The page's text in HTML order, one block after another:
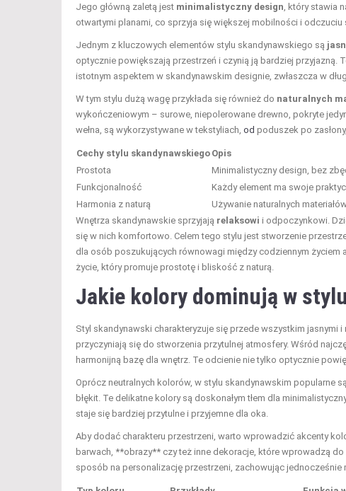
Jego główną zaletą jest minimalistyczny design , który stawia
otwartymi planami, co sprzyja się większej mobilności i odczuciu
Jednym z kluczowych elementów stylu skandynawskiego są
optycznie powiększają przestrzeń i czynią ją bardziej przyjazną.
istotnym aspektem w skandynawskim designie, zwłaszcza w
W tym stylu dużą wagę przykłada się również do naturalnych
wykończeniowym – surowe, niepolerowane drewno, pokryte
wełna, są wykorzystywane w tekstyliach, od poduszek po
Cechy stylu skandynawskiego Opis
Prostota
Minimalistyczny design, bez
Funkcjonalność
Każdy element ma swoje
Harmonia z naturą
Używanie naturalnych
Wnętrza skandynawskie sprzyjają relaksowi i odpoczynkowi.
się w nich komfortowo. Celem tego stylu jest stworzenie
dla osób poszukujących równowagi między codziennym
życie, który promuje prostotę i bliskość z naturą.
Jakie kolory dominują w
Styl skandynawski charakteryzuje się przede wszystkim jasnymi
przyczyniają się do stworzenia przytulnej atmosfery. Wśród
harmonijną bazę dla wnętrz. Te odcienie nie tylko optycznie
Oprócz neutralnych kolorów, w stylu skandynawskim popularne
błękit. Te delikatne kolory są doskonałym tłem dla
staje się bardziej przytulne i przyjemne dla oka.
Aby dodać charakteru przestrzeni, warto wprowadzić akcenty
barwach, **obrazy** czy też inne dekoracje, które wprowadzą
sposób na personalizację przestrzeni, zachowując jednocześnie